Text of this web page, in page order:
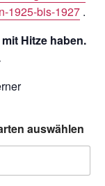
1925-bis-1927 .
Hitze haben.
auswählen